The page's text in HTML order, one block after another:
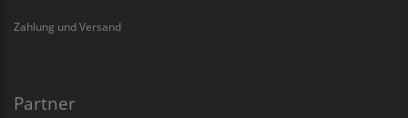
Zahlung und Versand
Partner